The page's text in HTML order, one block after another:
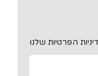
הפרטיות שלנו